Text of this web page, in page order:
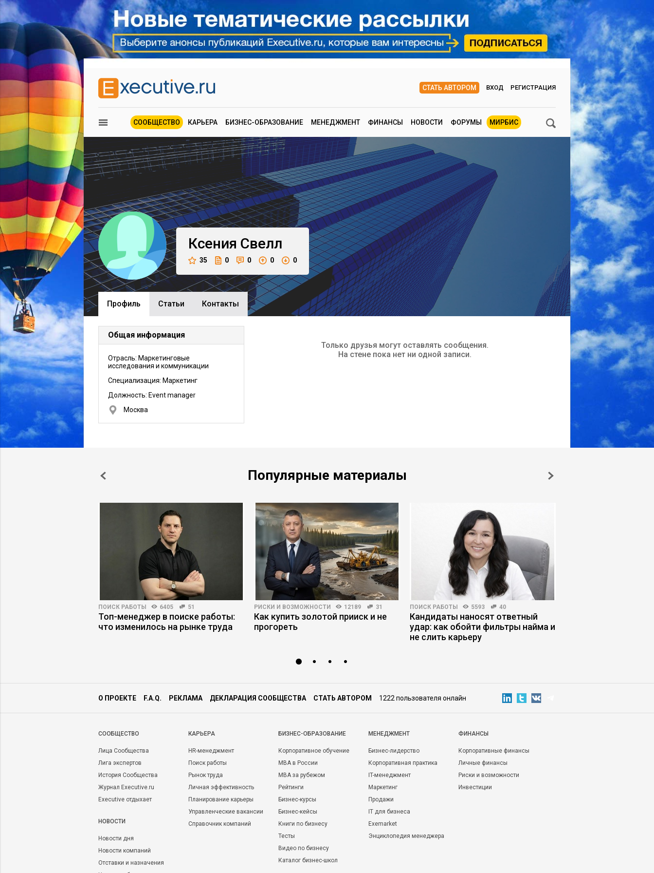
СТАТЬ АВТОРОМ ВХОД РЕГИСТРАЦИЯ
СООБЩЕСТВО КАРЬЕРА БИЗНЕС-ОБРАЗОВАНИЕ МЕНЕДЖМЕНТ ФИНАНСЫ НОВОСТИ ФОРУМЫ МИРБИС
Ксения Свелл
35 0 0 0 0
Профиль Cтатьи Контакты
Общая информация
Отрасль: Маркетинговые
исследования и коммуникации
Специализация: Маркетинг
Должность: Event manager
Москва
Только друзья могут оставлять сообщения.
На стене пока нет ни одной записи.
Популярные материалы
ПОИСК РАБОТЫ 6405 51
Топ-менеджер в поиске работы:
что изменилось на рынке труда
РИСКИ И ВОЗМОЖНОСТИ 12189 31
Как купить золотой прииск и не
прогореть
ПОИСК РАБОТЫ 5593 40
Кандидаты наносят ответный
удар: как обойти фильтры найма и
не слить карьеру
О ПРОЕКТЕ F.A.Q. РЕКЛАМА ДЕКЛАРАЦИЯ СООБЩЕСТВА СТАТЬ АВТОРОМ 1222 пользователя онлайн
CООБЩЕСТВО
Лица Сообщества
Лига экспертов
История Сообщества
Журнал Executive.ru
Executive отдыхает
НОВОСТИ
Новости дня
Новости компаний
Отставки и назначения
КАРЬЕРА
HR-менеджмент
Поиск работы
Рынок труда
Личная эффективность
Планирование карьеры
Управленческие вакансии
Справочник компаний
БИЗНЕС-ОБРАЗОВАНИЕ
Корпоративное обучение
MBA в России
MBA за рубежом
Рейтинги
Бизнес-курсы
Бизнес-кейсы
Книги по бизнесу
Тесты
Видео по бизнесу
Каталог бизнес-школ
МЕНЕДЖМЕНТ
Бизнес-лидерство
Корпоративная практика
IT-менеджмент
Маркетинг
Продажи
IT для бизнеса
Exemarket
Энциклопедия менеджера
ФИНАНСЫ
Корпоративные финансы
Личные финансы
Риски и возможности
Инвестиции